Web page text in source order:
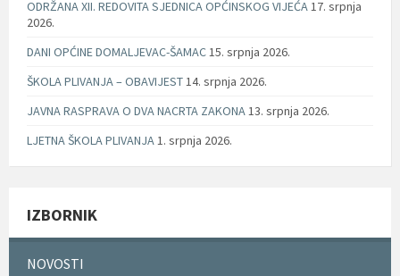
ODRŽANA XII. REDOVITA SJEDNICA OPĆINSKOG VIJEĆA17. srpnja
2026.
DANI OPĆINE DOMALJEVAC-ŠAMAC15. srpnja 2026.
ŠKOLA PLIVANJA – OBAVIJEST14. srpnja 2026.
JAVNA RASPRAVA O DVA NACRTA ZAKONA13. srpnja 2026.
LJETNA ŠKOLA PLIVANJA1. srpnja 2026.
IZBORNIK
NOVOSTI